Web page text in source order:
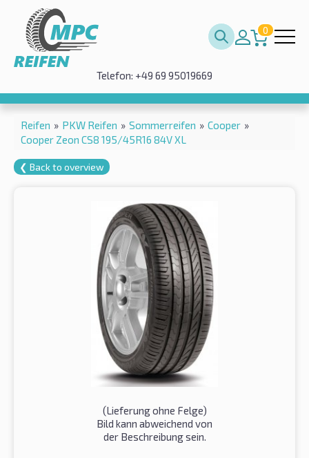
0
Telefon: +49 69 95019669
Reifen » PKW Reifen » Sommerreifen » Cooper »
Cooper Zeon CS8 195/45R16 84V XL
❮ Back to overview
(Lieferung ohne Felge)
Bild kann abweichend von
der Beschreibung sein.